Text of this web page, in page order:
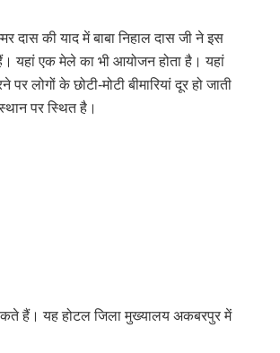
दास की याद में बाबा निहाल दास जी ने इस
यहां एक मेले का भी आयोजन होता है। यहां
लोगों के छोटी-मोटी बीमारियां दूर हो जाती
पर स्थित है।
हैं। यह होटल जिला मुख्यालय अकबरपुर में